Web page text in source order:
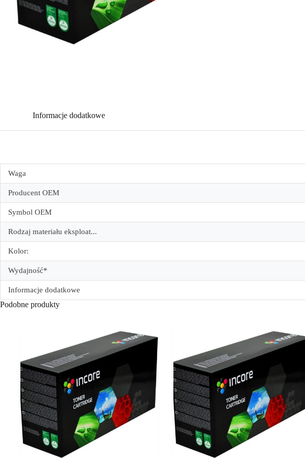
Informacje dodatkowe
Waga
Producent OEM
Symbol OEM
Rodzaj materiału eksploat...
Kolor:
Wydajność*
Informacje dodatkowe
Podobne produkty